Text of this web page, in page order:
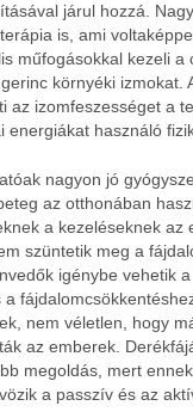
járul hozzá.
is, ami
műfogásokkal kezeli a
környéki izmokat.
az izomfeszességet a
energiákat használó
nagyon jó
az otthonában
a kezeléseknek az
szüntetik meg a
igénybe vehetik
nem véletlen, hogy
az emberek.
megoldás, mert
a passzív és az